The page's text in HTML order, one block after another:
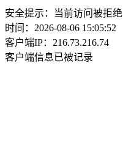
安全提示：当前访问被拒绝
时间：2026-08-06 15:05:52
客户端IP：216.73.216.74
客户端信息已被记录